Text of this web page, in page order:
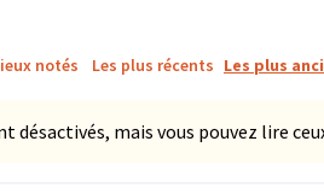
notés Les plus récents Les plus
mais vous pouvez lire